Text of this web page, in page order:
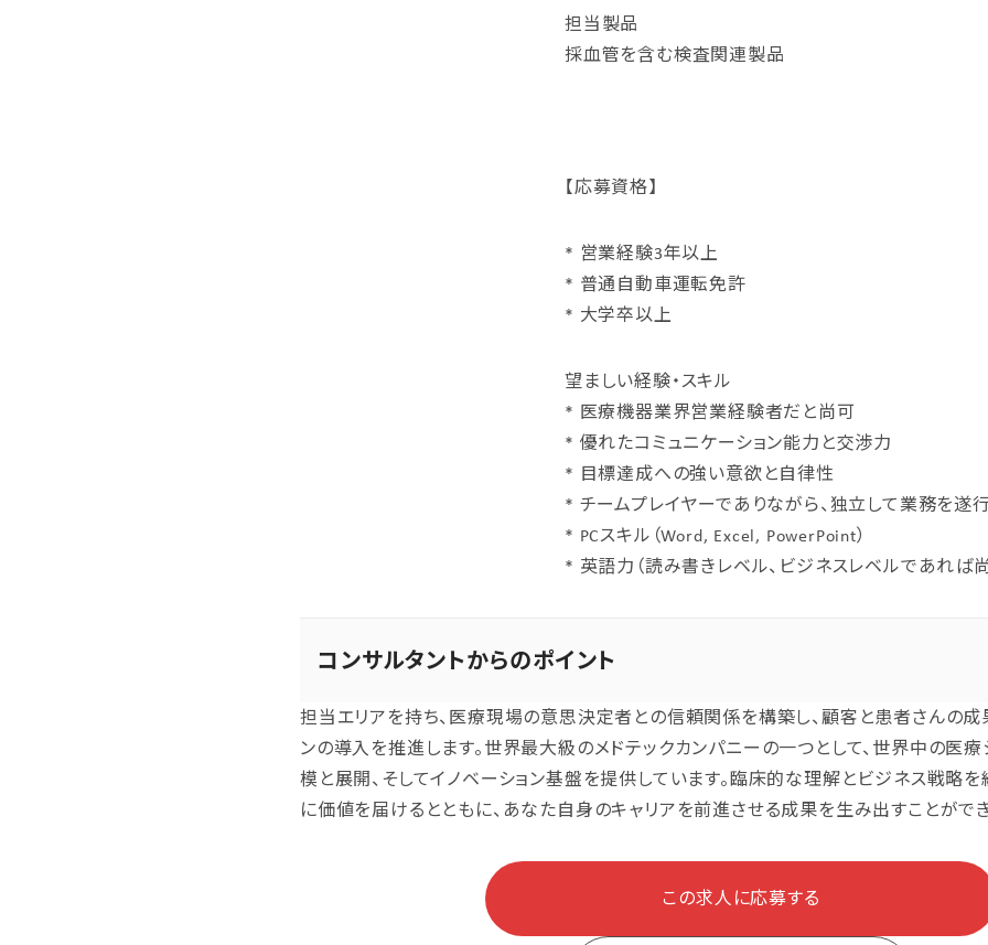
担当製品
採血管を含む検査関連製品
【応募資格】
* 営業経験3年以上
* 普通自動車運転免許
* 大学卒以上
望ましい経験・スキル
* 医療機器業界営業経験者だと尚可
* 優れたコミュニケーション能力と交渉力
* 目標達成への強い意欲と自律性
* チームプレイヤーでありながら、独立して業務を遂
* PCスキル（Word, Excel, PowerPoint）
* 英語力（読み書きレベル、ビジネスレベルであれば尚
コンサルタントからのポイント
担当エリアを持ち、医療現場の意思決定者との信頼関係を構築し、顧客と患者さんの成
ンの導入を推進します。世界最大級のメドテックカンパニーの一つとして、世界中の医
模と展開、そしてイノベーション基盤を提供しています。臨床的な理解とビジネス戦略
に価値を届けるとともに、あなた自身のキャリアを前進させる成果を生み出すことができ
この求人に応募する